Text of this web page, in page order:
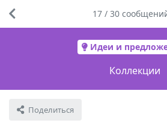
Идеи и
Коллекции
Поделиться
17/ 30